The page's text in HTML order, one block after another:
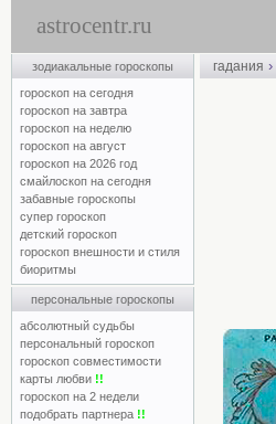
astrocentr.ru
зодиакальные гороскопы
гороскоп на сегодня
гороскоп на завтра
гороскоп на неделю
гороскоп на август
гороскоп на 2026 год
смайлоскоп на сегодня
забавные гороскопы
супер гороскоп
детский гороскоп
гороскоп внешности и стиля
биоритмы
персональные гороскопы
абсолютный судьбы
персональный гороскоп
гороскоп совместимости
карты любви !!
гороскоп на 2 недели
подобрать партнера !!
гадания ›